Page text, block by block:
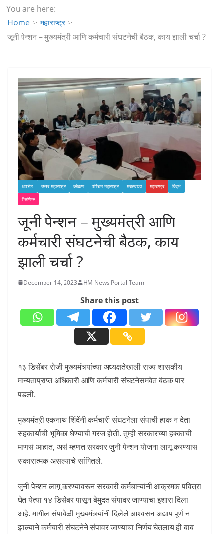
You are here:
Home
महाराष्ट्र
जूनी पेन्शन – मुख्यमंत्री आणि कर्मचारी संघटनेची बैठक, काय झाली चर्चा ?
अपडेट उत्तर महाराष्ट्र कोकण पश्चिम महाराष्ट्र मराठवाडा महाराष्ट्र
विदर्भ
शैक्षणिक
जूनी पेन्शन – मुख्यमंत्री आणि
कर्मचारी संघटनेची बैठक, काय
झाली चर्चा ?
December 14, 2023 HM News Portal Team
Share this post
१३ डिसेंबर रोजी मुख्यमंत्र्यांच्या अध्यक्षतेखाली राज्य शासकीय
मान्यताप्राप्त अधिकारी आणि कर्मचारी संघटनेसमवेत बैठक पार
पडली.
मुख्यमंत्री एकनाथ शिंदेंनी कर्मचारी संघटनेला संपाची हाक न देता
सहकार्याची भूमिका घेण्याची गरज होती. तुम्ही सरकारच्या हक्काची
माणसं आहात, असं म्हणत सरकार जुनी पेन्शन योजना लागू करण्यास
सकारात्मक असल्याचे सांगितले.
जुनी पेन्शन लागू करण्यावरून सरकारी कर्मचाऱ्यांनी आक्रमक पवित्रा
घेत येत्या १४ डिसेंबर पासून बेमुदत संपावर जाण्याचा इशारा दिला
आहे. मागील संपावेळी मुख्यमंत्र्यांनी दिलेले आश्वसन अद्याप पूर्ण न
झाल्याने कर्मचारी संघटनेने संपावर जाण्याचा निर्णय घेतलाय.ही बाब